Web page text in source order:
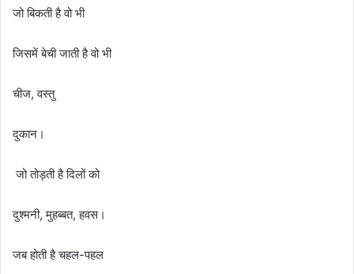
जो बिकती है वो भी
जिसमें बेची जाती है वो भी
चीज, वस्तु
दुकान।
जो तोड़ती है दिलों को
दुश्मनी, मुहब्बत, हवस।
जब होती है चहल-पहल